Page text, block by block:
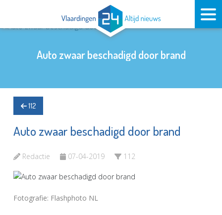
Auto zwaar beschadigd door brand
112
Auto zwaar beschadigd door brand
Redactie 07-04-2019 112
Fotografie: Flashphoto NL